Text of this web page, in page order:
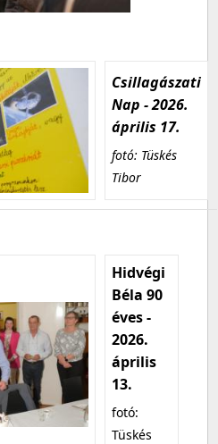
Csillagászati
Nap - 2026.
április 17.
fotó: Tüskés
Tibor
Hidvégi
Béla 90
éves -
2026.
április
13.
fotó:
Tüskés